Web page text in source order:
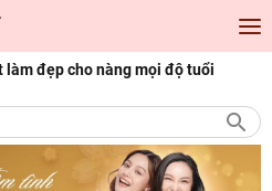
làm đẹp da mặt từ thiên nhiên giúp